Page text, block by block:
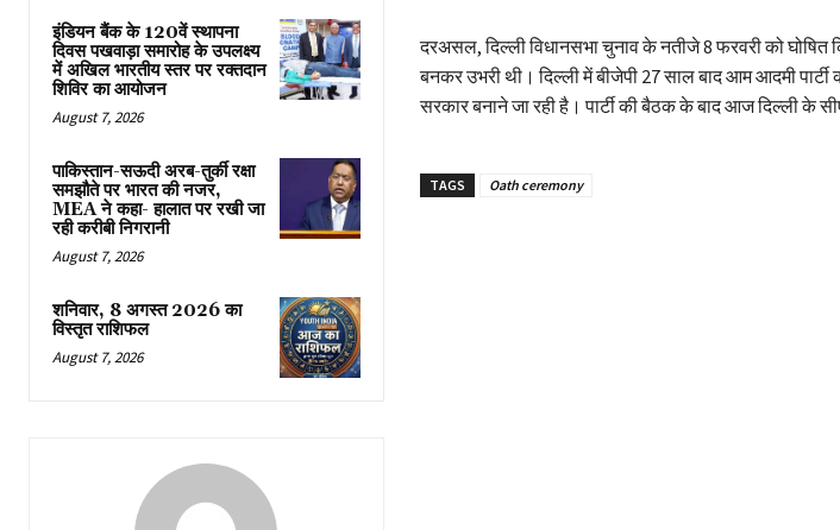
इंडियन बैंक के 120वें स्थापना
दिवस पखवाड़ा समारोह के उपलक्ष्य
में अखिल भारतीय स्तर पर रक्तदान
शिविर का आयोजन
August 7, 2026
पाकिस्तान-सऊदी अरब-तुर्की रक्षा
समझौते पर भारत की नजर,
MEA ने कहा- हालात पर रखी जा
रही करीबी निगरानी
August 7, 2026
शनिवार, 8 अगस्त 2026 का
विस्तृत राशिफल
August 7, 2026
दरअसल, दिल्ली विधानसभा चुनाव के नतीजे 8 फरवरी को घोषित
बनकर उभरी थी। दिल्ली में बीजेपी 27 साल बाद आम आदमी
सरकार बनाने जा रही है। पार्टी की बैठक के बाद आज दिल्ली के
TAGS Oath ceremony